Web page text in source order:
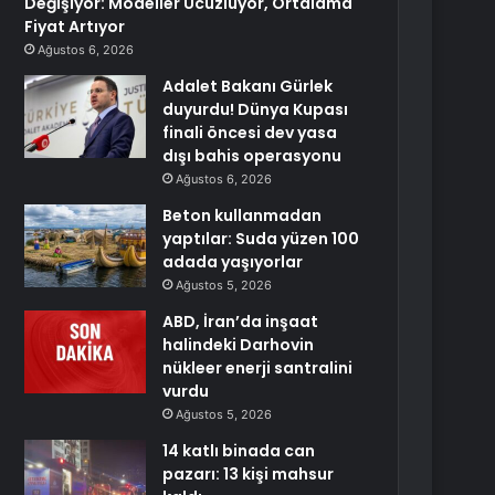
Fiyat Artıyor
Ağustos 6, 2026
Adalet Bakanı Gürlek
duyurdu! Dünya Kupası
finali öncesi dev yasa
dışı bahis operasyonu
Ağustos 6, 2026
Beton kullanmadan
yaptılar: Suda yüzen 100
adada yaşıyorlar
Ağustos 5, 2026
ABD, İran’da inşaat
halindeki Darhovin
nükleer enerji santralini
vurdu
Ağustos 5, 2026
14 katlı binada can
pazarı: 13 kişi mahsur